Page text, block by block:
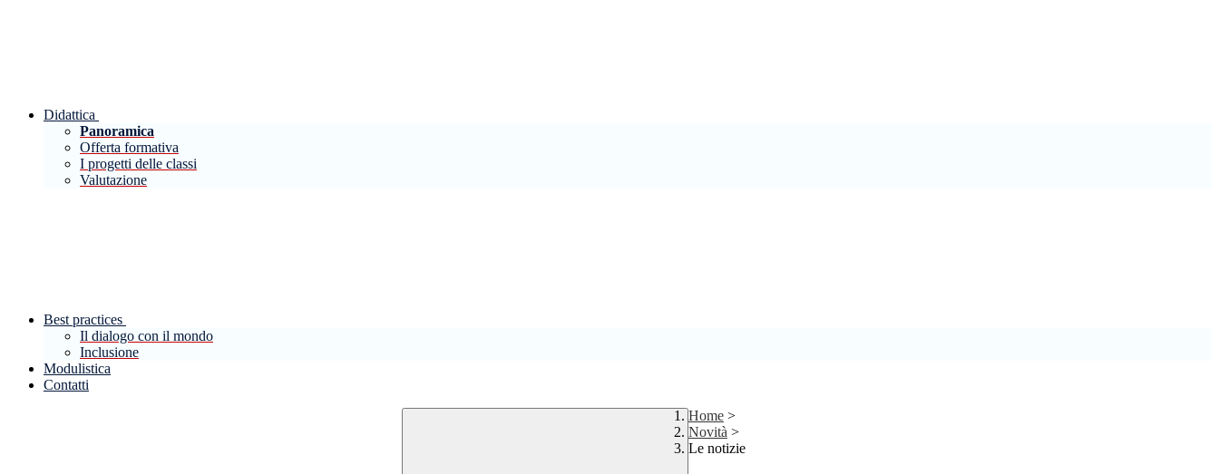
Didattica
Panoramica
Offerta formativa
I progetti delle classi
Valutazione
Best practices
Il dialogo con il mondo
Inclusione
Modulistica
Contatti
Home >
Novità >
Le notizie